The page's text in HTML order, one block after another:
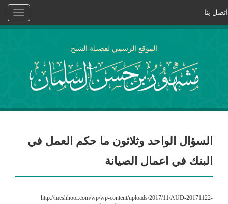
Toggle
اتصل بنا
الموقع الرسمي لفضيلة الشيخ
السؤال الواحد وثلاثون ما حكم العمل في
البنك في اعمال الصيانة
http://meshhoor.com/wp/wp-content/uploads/2017/11/AUD-20171122-